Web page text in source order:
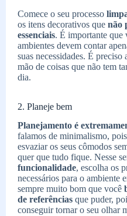
Comece o seu processo
os itens decorativos que não
essenciais. É importante que
ambientes devem contar
suas necessidades. É preciso
mão de coisas que não tem
dia.
2. Planeje bem
Planejamento é
falamos de minimalismo,
esvaziar os seus cômodos
quer que tudo fique. Nesse
funcionalidade, escolha os
necessários para o ambiente
sempre muito bom que você
de referências que puder,
conseguir tornar o seu olhar